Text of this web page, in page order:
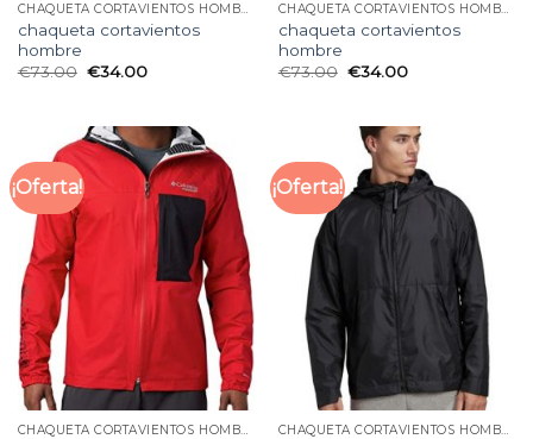
CHAQUETA CORTAVIENTOS HOMBRE
chaqueta cortavientos
hombre
€73.00 €34.00
CHAQUETA CORTAVIENTOS HOMBRE
chaqueta cortavientos
hombre
€73.00 €34.00
¡Oferta! ¡Oferta!